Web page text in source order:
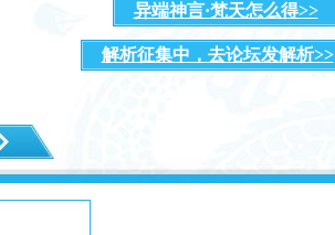
异端神言·梵天怎么得>>
解析征集中，去论坛发解析>>